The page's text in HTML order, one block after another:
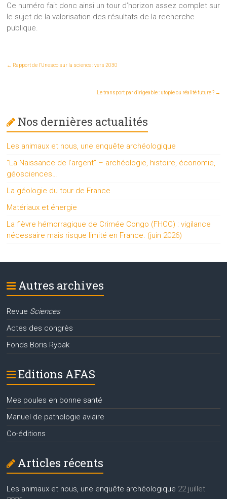
Ce numéro fait donc ainsi un tour d’horizon assez complet sur
le sujet de la valorisation des résultats de la recherche
publique.
← Rapport de l’Unesco sur la science : vers 2030
Le transport par dirigeable : utopie ou réalité future ? →
Nos dernières actualités
Les animaux et nous, une enquête archéologique
“La Naissance de l’argent” – archéologie, histoire, économie,
géosciences…
La géologie du tour de France
Matériaux et énergie
La fièvre hémorragique de Crimée Congo (FHCC) : vigilance
nécessaire mais risque limité en France. (juin 2026)
Autres archives
Revue Sciences
Actes des congrès
Fonds Boris Rybak
Editions AFAS
Mes poules en bonne santé
Manuel de pathologie aviaire
Co-éditions
Articles récents
Les animaux et nous, une enquête archéologique 22 juillet